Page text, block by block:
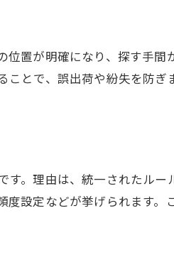
ぶ倉庫整理の工夫
適な便利グッズ選びのポイン
利グッズで管理コストを削減
すすめの収納棚と使い方
ズの導入で職場環境を快適に
置が明確になり、探す手
とで、誤出荷や紛失を防ぎ
。理由は、統一されたル
設定などが挙げられます